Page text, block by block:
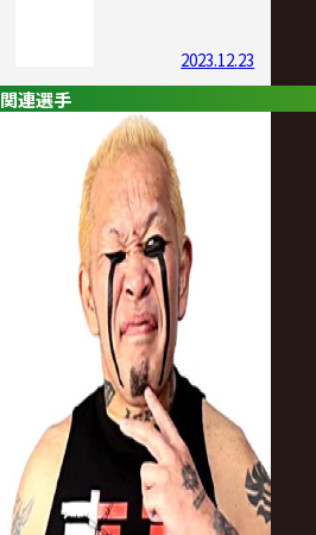
2023.12.23
関連選手